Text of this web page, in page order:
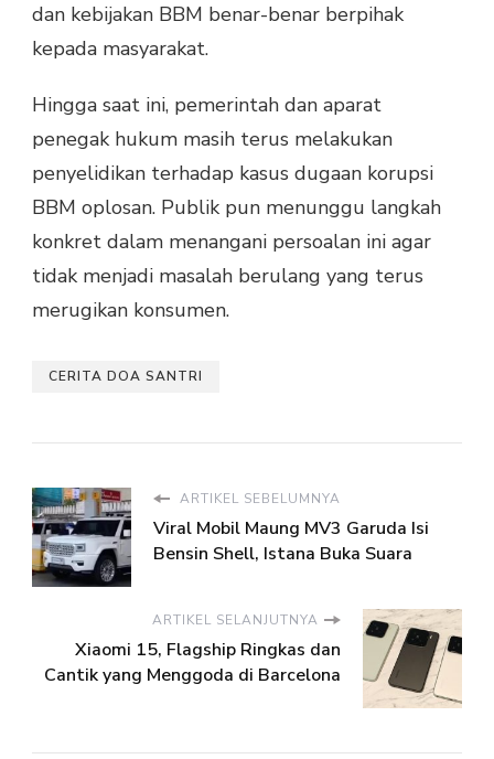
dan kebijakan BBM benar-benar berpihak
kepada masyarakat.
Hingga saat ini, pemerintah dan aparat
penegak hukum masih terus melakukan
penyelidikan terhadap kasus dugaan korupsi
BBM oplosan. Publik pun menunggu langkah
konkret dalam menangani persoalan ini agar
tidak menjadi masalah berulang yang terus
merugikan konsumen.
CERITA DOA SANTRI
ARTIKEL SEBELUMNYA
Viral Mobil Maung MV3 Garuda Isi
Bensin Shell, Istana Buka Suara
ARTIKEL SELANJUTNYA
Xiaomi 15, Flagship Ringkas dan
Cantik yang Menggoda di Barcelona